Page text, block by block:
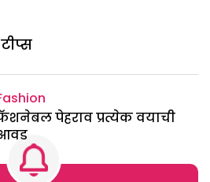
पेहराव प्रत्येक वयाची